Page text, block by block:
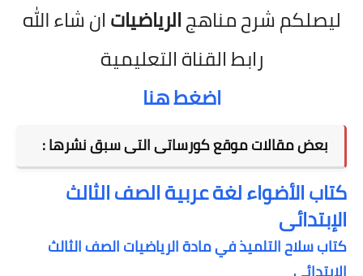
ليصلكم شرح مناهجالرياضياتان شاء الله
رابط القناة التعليمية
اضغط هنا
بعض مقالات موقع كورساتى التى سبق نشرها :
كتاب الأضواء لغة عربية الصف الثالث
الإبتدائى
كتاب سلاح التلميذ في مادة الرياضيات الصف الثالث